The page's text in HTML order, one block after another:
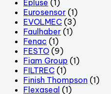
Epluse (1)
Eurosensor (1)
EVOLMEC (3)
Faulhaber (1)
Fenac (1)
FESTO (9)
Fiam Group (1)
FILTREC (1)
Finish Thompson (1)
Flexaseal (1)